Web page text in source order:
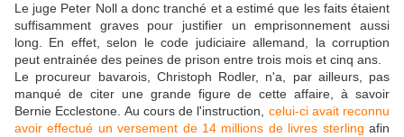
Le juge Peter Noll a donc tranché et a estimé que les faits étaient
suffisamment graves pour justifier un emprisonnement aussi
long. En effet, selon le code judiciaire allemand, la corruption
peut entrainée des peines de prison entre trois mois et cinq ans.
Le procureur bavarois, Christoph Rodler, n'a, par ailleurs, pas
manqué de citer une grande figure de cette affaire, à savoir
Bernie Ecclestone. Au cours de l'instruction, celui-ci avait reconnu
avoir effectué un versement de 14 millions de livres sterling afin